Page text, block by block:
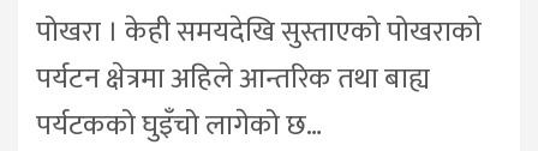
पोखरा । केही समयदेखि सुस्ताएको पोखराको
पर्यटन क्षेत्रमा अहिले आन्तरिक तथा बाह्य
पर्यटकको घुइँचो लागेको छ…